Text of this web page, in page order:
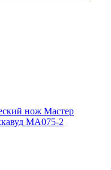
нож Мастер
MA075-2